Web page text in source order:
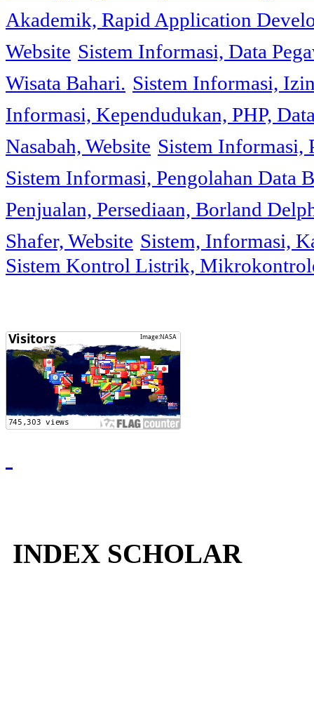
Akademik, Rapid Application
Website Sistem Informasi, Data
Wisata Bahari. Sistem Informasi,
Informasi, Kependudukan, PHP,
Nasabah, Website Sistem Informasi,
Sistem Informasi, Pengolahan Data
Penjualan, Persediaan, Borland
Shafer, Website Sistem, Informasi,
Sistem Kontrol Listrik,
INDEX SCHOLAR